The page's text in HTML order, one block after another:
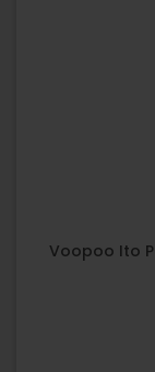
Voopoo Ito